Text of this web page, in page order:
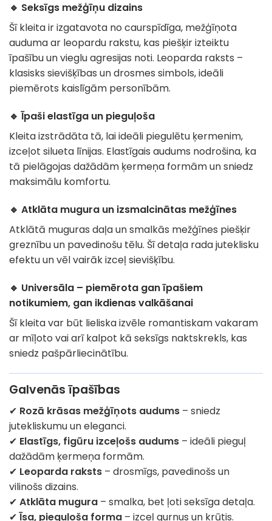
🔹 Seksīgs mežģīņu dizains
Šī kleita ir izgatavota no caurspīdīga, mežģīņota
auduma ar leopardu rakstu, kas piešķir izteiktu
īpašību un vieglu agresijas noti. Leoparda raksts –
klasisks sievišķības un drosmes simbols, ideāli
piemērots kaislīgām personībām.
🔹 Īpaši elastīga un pieguļoša
Kleita izstrādāta tā, lai ideāli piegulētu ķermenim,
izceļot silueta līnijas. Elastīgais audums nodrošina, ka
tā pielāgojas dažādām ķermeņa formām un sniedz
maksimālu komfortu.
🔹 Atklāta mugura un izsmalcinātas mežģīnes
Atklātā muguras daļa un smalkās mežģīnes piešķir
greznību un pavedinošu tēlu. Šī detaļa rada juteklisku
efektu un vēl vairāk izceļ sievišķību.
🔹 Universāla – piemērota gan īpašiem
notikumiem, gan ikdienas valkāšanai
Šī kleita var būt lieliska izvēle romantiskam vakaram
ar mīļoto vai arī kalpot kā seksīgs naktskrekls, kas
sniedz pašpārliecinātību.
Galvenās īpašības
✔ Rozā krāsas mežģīņots audums – sniedz
jutekliskumu un eleganci.
✔ Elastīgs, figūru izceļošs audums – ideāli pieguļ
dažādām ķermeņa formām.
✔ Leoparda raksts – drosmīgs, pavedinošs un
vilinošs dizains.
✔ Atklāta mugura – smalka, bet ļoti seksīga detaļa.
✔Īsa, pieguļoša forma – izceļ gurnus un krūtis.